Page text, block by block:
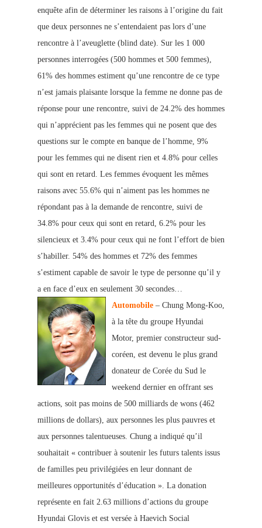
enquête afin de déterminer les raisons à l’origine du fait
que deux personnes ne s’entendaient pas lors d’une
rencontre à l’aveuglette (blind date). Sur les 1 000
personnes interrogées (500 hommes et 500 femmes),
61% des hommes estiment qu’une rencontre de ce type
n’est jamais plaisante lorsque la femme ne donne pas de
réponse pour une rencontre, suivi de 24.2% des hommes
qui n’apprécient pas les femmes qui ne posent que des
questions sur le compte en banque de l’homme, 9%
pour les femmes qui ne disent rien et 4.8% pour celles
qui sont en retard. Les femmes évoquent les mêmes
raisons avec 55.6% qui n’aiment pas les hommes ne
répondant pas à la demande de rencontre, suivi de
34.8% pour ceux qui sont en retard, 6.2% pour les
silencieux et 3.4% pour ceux qui ne font l’effort de bien
s’habiller. 54% des hommes et 72% des femmes
s’estiment capable de savoir le type de personne qu’il y
a en face d’eux en seulement 30 secondes…
Automobile – Chung Mong-Koo,
à la tête du groupe Hyundai
Motor, premier constructeur sud-
coréen, est devenu le plus grand
donateur de Corée du Sud le
weekend dernier en offrant ses
actions, soit pas moins de 500 milliards de wons (462
millions de dollars), aux personnes les plus pauvres et
aux personnes talentueuses. Chung a indiqué qu’il
souhaitait « contribuer à soutenir les futurs talents issus
de familles peu privilégiées en leur donnant de
meilleures opportunités d’éducation ». La donation
représente en fait 2.63 millions d’actions du groupe
Hyundai Glovis et est versée à Haevich Social